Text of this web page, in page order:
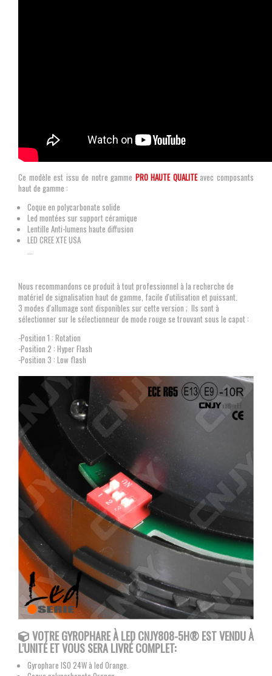
Ce modèle est issu de notre gamme PRO HAUTE QUALITE avec composants
haut de gamme :
Coque en polycarbonate solide
Led montées sur support céramique
Lentille Anti-lumens haute diffusion
LED CREE XTE USA
...
Nous recommandons ce produit à tout professionnel à la recherche de
matériel de signalisation haut de gamme, facile d'utilisation et puissant.
3 modes d'allumage sont disponibles sur cette version ; Ils sont à
sélectionner sur le sélectionneur de mode rouge se trouvant sous le capot :
-Position 1 : Rotation
-Position 2 : Hyper Flash
-Position 3 : Low flash
VOTRE GYROPHARE À LED CNJY808-5H® EST VENDU À
L'UNITÉ ET VOUS SERA LIVRÉ COMPLET:
Gyrophare ISO 24W à led Orange.